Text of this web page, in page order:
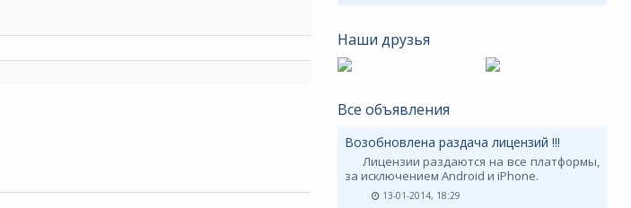
Наши друзья
Все объявления
Возобновлена раздача лицензий !!!
Лицензии раздаются на все платформы,
за исключением Android и iPhone.
13-01-2014, 18:29